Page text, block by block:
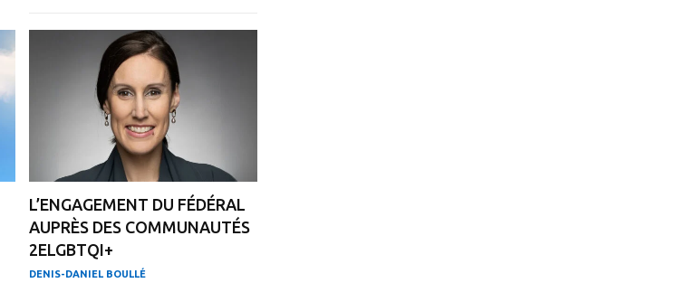
L’ENGAGEMENT DU FÉDÉRAL
AUPRÈS DES COMMUNAUTÉS
2ELGBTQI+
DENIS-DANIEL BOULLÉ